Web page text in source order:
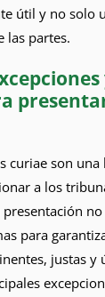
útil y no solo
las partes.
curiae son
a los
para
justas y